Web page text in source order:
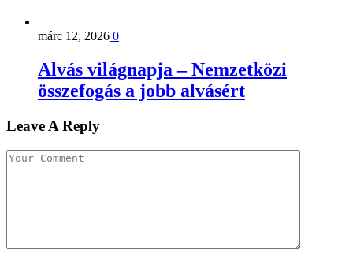
márc 12, 2026 0
Alvás világnapja – Nemzetközi
összefogás a jobb alvásért
Leave A Reply